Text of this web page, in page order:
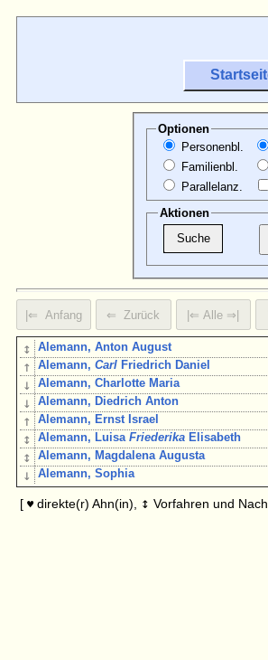
Optionen
Personenbl.
Familienbl.
Parallelanz.
Aktionen
↕ Alemann, Anton August
↑ Alemann,Carl Friedrich Daniel
↓ Alemann, Charlotte Maria
↓ Alemann, Diedrich Anton
↑ Alemann, Ernst Israel
↕ Alemann, LuisaFriederika Elisabeth
↕ Alemann, Magdalena Augusta
↓ Alemann, Sophia
[ ♥ direkte(r) Ahn(in), ↕ Vorfahren und